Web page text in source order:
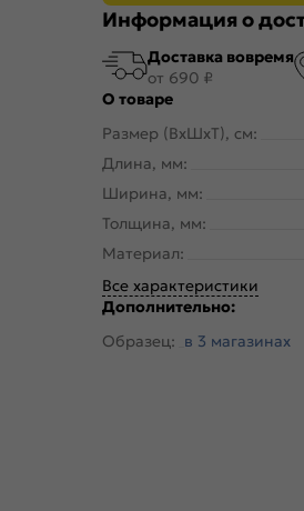
Информация о
Доставка вовремя
от 690 ₽
О товаре
Размер (ВхШхТ), см:
Длина, мм:
Ширина, мм:
Толщина, мм:
Материал:
Все характеристики
Дополнительно:
Образец: в 3 магазинах